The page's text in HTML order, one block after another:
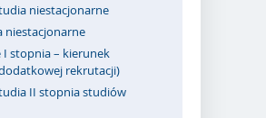
niestacjonarne
niestacjonarne
stopnia – kierunek
rekrutacji)
II stopnia studiów